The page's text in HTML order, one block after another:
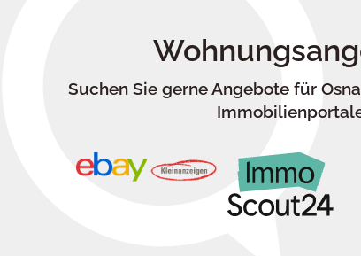
Suchen Sie gerne Angebote für